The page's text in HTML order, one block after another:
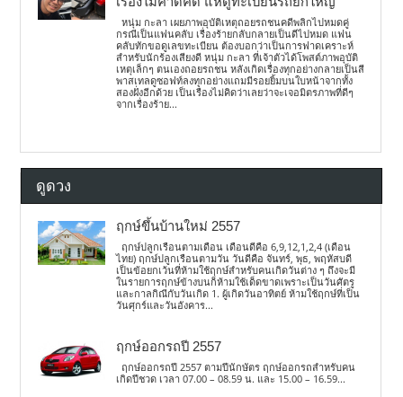
หนุ่ม กะลา เผยภาพอุบัติเหตุถอยรถชนคดีพลิกไปหมดคู่
กรณีเป็นแฟนคลับ เรื่องร้ายกลับกลายเป็นดีไปหมด แฟน
คลับทักขอดูเลขทะเบียน ต้องบอกว่าเป็นการฟาดเคราะห์
สำหรับนักร้องเสียงดี หนุ่ม กะลา ที่เจ้าตัวได้โพสต์ภาพอุบัติ
เหตุเล็กๆ ตนเองถอยรถชน หลังเกิดเรื่องทุกอย่างกลายเป็นสี
พาสเทลดูซอฟท์ลงทุกอย่างแถมมีรอยยิ้มบนใบหน้าจากทั้ง
สองฝั่งอีกด้วย เป็นเรื่องไม่คิดว่าเลยว่าจะเจอมิตรภาพที่ดีๆ
จากเรื่องร้าย...
ดูดวง
ฤกษ์ขึ้นบ้านใหม่ 2557
ฤกษ์ปลูกเรือนตามเดือน เดือนดีคือ 6,9,12,1,2,4 (เดือน
ไทย) ฤกษ์ปลูกเรือนตามวัน วันดีคือ จันทร์, พุธ, พฤหัสบดี
เป็นข้อยกเว้นที่ห้ามใช้ฤกษ์สำหรับคนเกิดวันต่าง ๆ ถึงจะมี
ในรายการฤกษ์ข้างบนก็ห้ามใช้เด็ดขาดเพราะเป็นวันศัตรู
และกาลกิณีกับวันเกิด 1. ผู้เกิดวันอาทิตย์ ห้ามใช้ฤกษ์ที่เป็น
วันศุกร์และวันอังคาร...
ฤกษ์ออกรถปี 2557
ฤกษ์ออกรถปี 2557 ตามปีนักษัตร ฤกษ์ออกรถสำหรับคน
เกิดปีชวด เวลา 07.00 – 08.59 น. และ 15.00 – 16.59...